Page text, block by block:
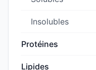
Insolubles
Protéines
Lipides